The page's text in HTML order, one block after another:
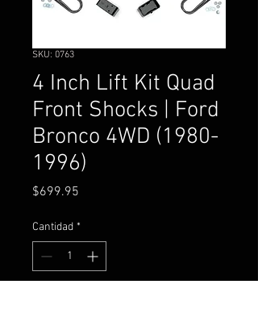
SKU: 0763
4 Inch Lift Kit Quad
Front Shocks | Ford
Bronco 4WD (1980-
1996)
$699.95
Cantidad *